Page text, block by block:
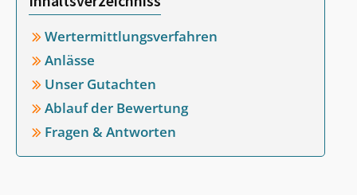
Wertermittlungsverfahren
Anlässe
Unser Gutachten
Ablauf der Bewertung
Fragen & Antworten